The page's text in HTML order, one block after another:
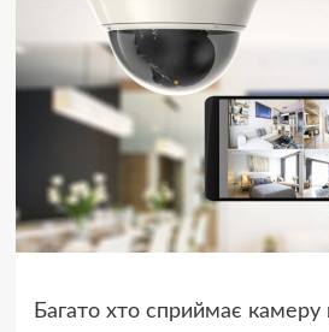
Багато хто сприймає камеру